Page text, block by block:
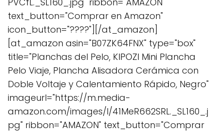
text_button="Comprar en Amazon"
icon_button="????"][/at_amazon]
[at_amazon asin="B07ZK64FNX" type="box"
title="Planchas del Pelo, KIPOZI Mini Plancha
Pelo Viaje, Plancha Alisadora Cerámica con
Doble Voltaje y Calentamiento Rápido, Negro"
imageurl="https://m.media-
amazon.com/images/I/41MeR662SRL._SL160_.j
pg" ribbon="AMAZON" text_button="Comprar